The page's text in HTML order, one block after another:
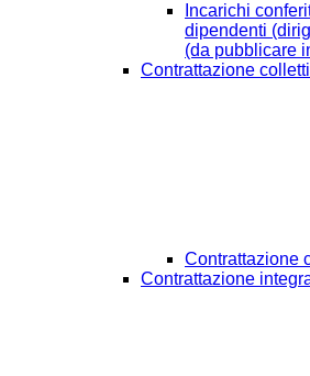
Incarichi
dipendenti
(da pubblicare
Contrattazione
Contrattazione
Contrattazione